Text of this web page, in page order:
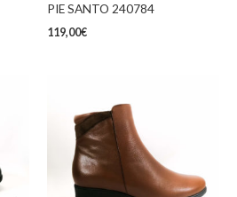
PIE SANTO 240784
119,00€